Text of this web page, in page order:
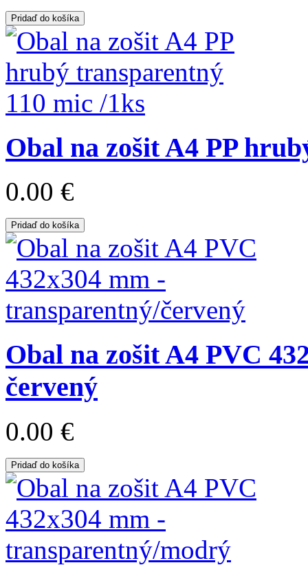
Pridaď do košíka
Obal na zošit A4 PP
0.00 €
Pridaď do košíka
Obal na zošit A4 PVC
červený
0.00 €
Pridaď do košíka